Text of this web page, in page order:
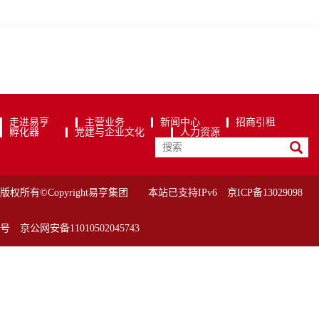
走进易亨 主营业务 新闻中心
招商引租
孵化器
党建与企业文化 人力资源
版权所有©Copyright易亨集团 本站已支持IPv6 京ICP备13029098
号 京公网安备11010502045743